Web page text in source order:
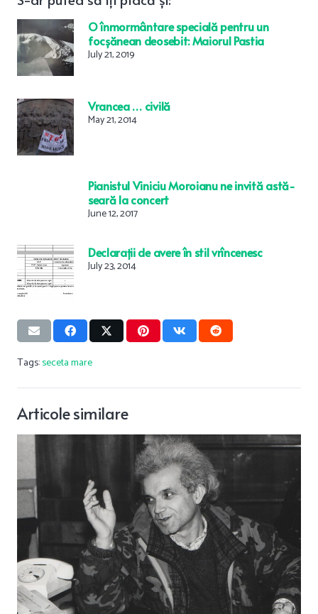
O înmormântare specială pentru un
focșănean deosebit: Maiorul Pastia
July 21, 2019
Vrancea … civilă
May 21, 2014
Pianistul Viniciu Moroianu ne invită astă-
seară la concert
June 12, 2017
Declarații de avere în stil vrîncenesc
July 23, 2014
Tags:seceta mare
Articole similare